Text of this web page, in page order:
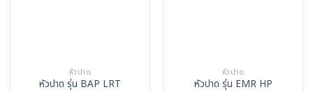
หัวปาด
หัวปาด รุ่น BAP LRT
หัวปาด
หัวปาด รุ่น EMR HP